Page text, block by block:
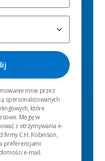
mnie przez
spersonalizowanych
które
Mogę w
z otrzymywania e-
firmy C.H. Robinson,
preferencjami
e-mail.